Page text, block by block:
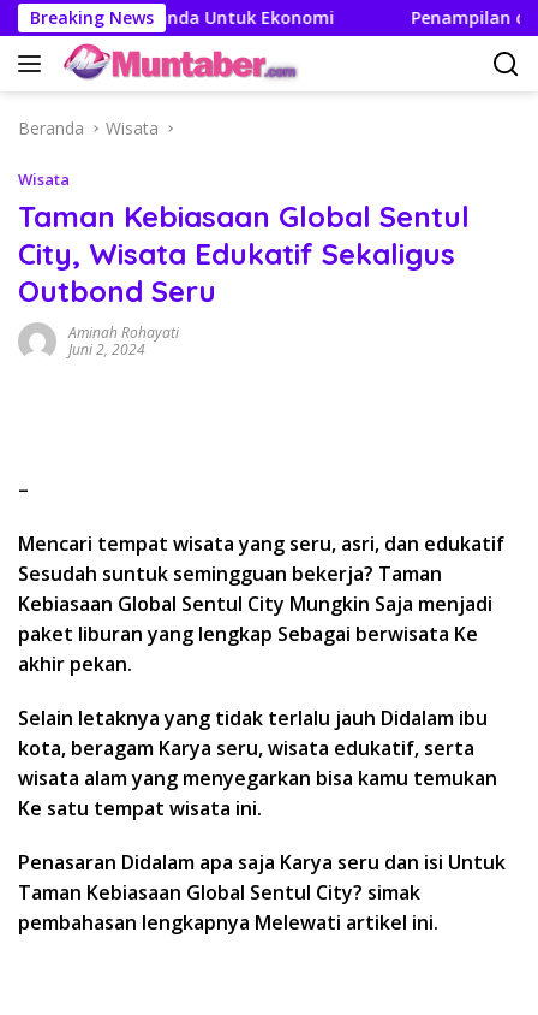
Langsung
ke
konten
Breaking News
Berganda Untuk Ekonomi Penampilan dan Efisien
Beranda Wisata
Wisata
Taman Kebiasaan Global Sentul
City, Wisata Edukatif Sekaligus
Outbond Seru
Aminah Rohayati
Juni 2, 2024
–
Mencari tempat wisata yang seru, asri, dan edukatif
Sesudah suntuk semingguan bekerja? Taman
Kebiasaan Global Sentul City Mungkin Saja menjadi
paket liburan yang lengkap Sebagai berwisata Ke
akhir pekan.
Selain letaknya yang tidak terlalu jauh Didalam ibu
kota, beragam Karya seru, wisata edukatif, serta
wisata alam yang menyegarkan bisa kamu temukan
Ke satu tempat wisata ini.
Penasaran Didalam apa saja Karya seru dan isi Untuk
Taman Kebiasaan Global Sentul City? simak
pembahasan lengkapnya Melewati artikel ini.